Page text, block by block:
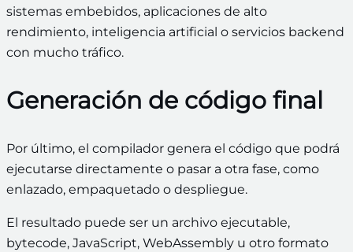
sistemas embebidos, aplicaciones de alto
rendimiento, inteligencia artificial o servicios backend
con mucho tráfico.
Generación de código final
Por último, el compilador genera el código que podrá
ejecutarse directamente o pasar a otra fase, como
enlazado, empaquetado o despliegue.
El resultado puede ser un archivo ejecutable,
bytecode, JavaScript, WebAssembly u otro formato